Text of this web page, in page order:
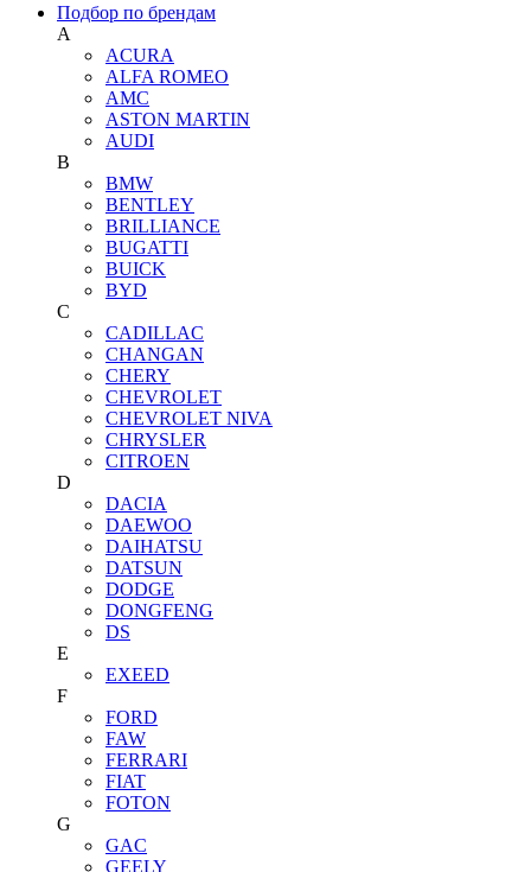
Подбор по брендам
A
ACURA
ALFA ROMEO
AMC
ASTON MARTIN
AUDI
B
BMW
BENTLEY
BRILLIANCE
BUGATTI
BUICK
BYD
C
CADILLAC
CHANGAN
CHERY
CHEVROLET
CHEVROLET NIVA
CHRYSLER
CITROEN
D
DACIA
DAEWOO
DAIHATSU
DATSUN
DODGE
DONGFENG
DS
E
EXEED
F
FORD
FAW
FERRARI
FIAT
FOTON
G
GAC
GEELY